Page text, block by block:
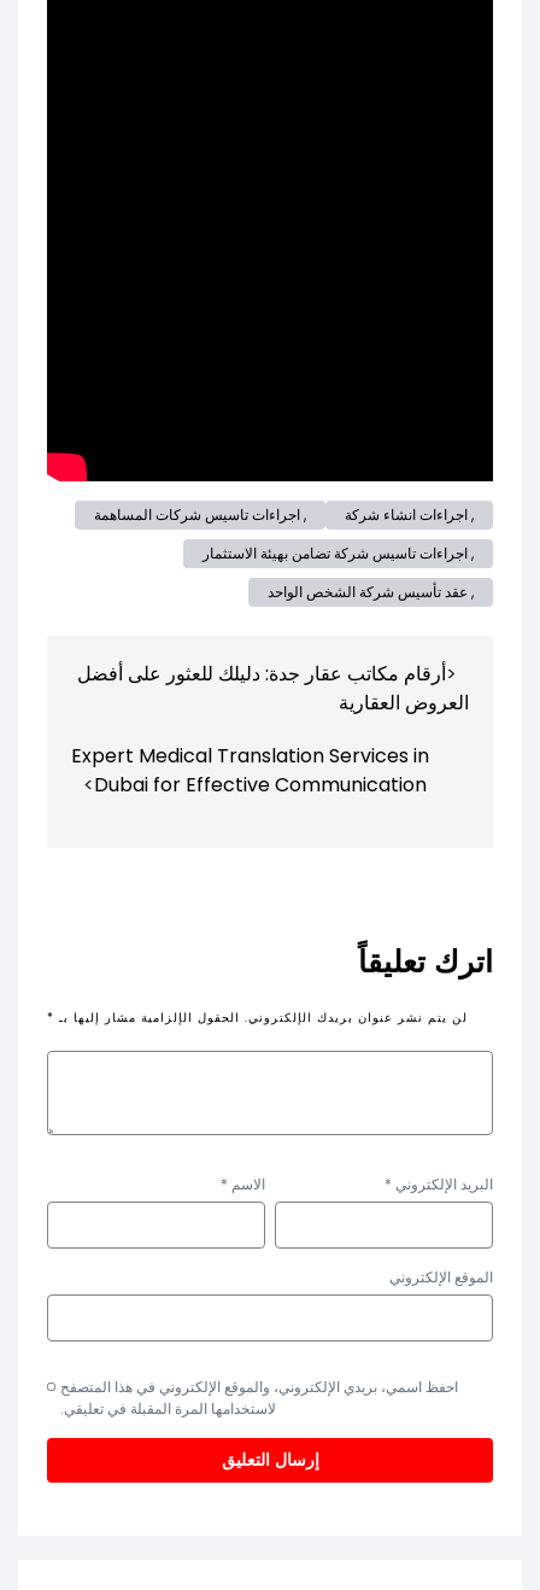
, اجراءات انشاء شركة
, اجراءات تاسيس شركات المساهمة
, اجراءات تاسيس شركة تضامن بهيئة الاستثمار
, عقد تأسيس شركة الشخص الواحد
المقالاتأرقام مكاتب عقار جدة: دليلك للعثور على أفضل
العروض العقارية
Expert Medical Translation Services in
Dubai for Effective Communication
اترك تعليقاً
لن يتم نشر عنوان بريدك الإلكتروني. الحقول الإلزامية مشار إليها بـ *
الاسم * البريد الإلكتروني *
الموقع الإلكتروني
احفظ اسمي، بريدي الإلكتروني، والموقع الإلكتروني في هذا المتصفح
لاستخدامها المرة المقبلة في تعليقي.